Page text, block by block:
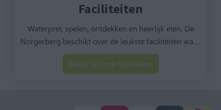
Faciliteiten
Waterpret, spelen, ontdekken en heerlijk eten. De
Norgerberg beschikt over de leukste faciliteiten wa…
Bekijk al onze faciliteiten